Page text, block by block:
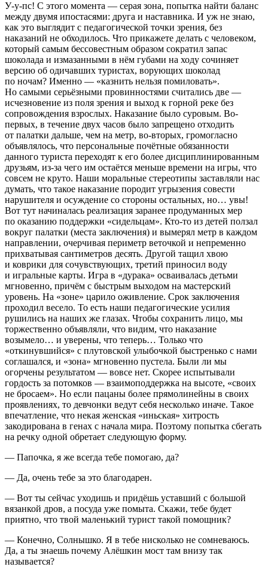
У-у-пс! С этого момента — серая зона, попытка найти баланс
между двумя ипостасями: друга и наставника. И уж не знаю,
как это выглядит с педагогической точки зрения, без
наказаний не обходилось. Что прикажете делать с человеком,
который самым бессовестным образом сократил запас
шоколада и измазанными в нём губами на ходу сочиняет
версию об одичавших туристах, ворующих шоколад
по ночам? Именно — «казнить нельзя помиловать».
Но самыми серьёзными провинностями считались две —
исчезновение из поля зрения и выход к горной реке без
сопровождения взрослых. Наказание было суровым. Во-
первых, в течение двух часов было запрещено отходить
от палатки дальше, чем на метр, во-вторых, громогласно
объявлялось, что персональные почётные обязанности
данного туриста переходят к его более дисциплинированным
друзьям, из-за чего им остаётся меньше времени на игры, что
совсем не круто. Наши моральные стереотипы заставляли нас
думать, что такое наказание породит угрызения совести
нарушителя и осуждение со стороны остальных, но… увы!
Вот тут начиналась реализация заранее продуманных мер
по оказанию поддержки «сидельцам». Кто-то из детей ползал
вокруг палатки (места заключения) и вымерял метр в каждом
направлении, очерчивая периметр веточкой и непременно
прихватывая сантиметров десять. Другой тащил хвою
и коврики для сочувствующих, третий приносил воду
и игральные карты. Игра в «дурака» осваивалась детьми
мгновенно, причём с быстрым выходом на мастерский
уровень. На «зоне» царило оживление. Срок заключения
проходил весело. То есть наши педагогические усилия
рушились на наших же глазах. Чтобы сохранить лицо, мы
торжественно объявляли, что видим, что наказание
возымело… и уверены, что теперь… Только что
«откинувшийся» с плутовской улыбочкой быстренько с нами
соглашался, и «зона» мгновенно пустела. Были ли мы
огорчены результатом — вовсе нет. Скорее испытывали
гордость за потомков — взаимоподдержка на высоте, «своих
не бросаем». Но если пацаны более прямолинейны в своих
проявлениях, то девчонки ведут себя несколько иначе. Такое
впечатление, что некая женская «иньская» хитрость
закодирована в генах с начала мира. Поэтому попытка сбегать
на речку одной обретает следующую форму.
— Папочка, я же всегда тебе помогаю, да?
— Да, очень тебе за это благодарен.
— Вот ты сейчас уходишь и придёшь уставший с большой
вязанкой дров, а посуда уже помыта. Скажи, тебе будет
приятно, что твой маленький турист такой помощник?
— Конечно, Солнышко. Я в тебе нисколько не сомневаюсь.
Да, а ты знаешь почему Алёшкин мост там внизу так
называется?